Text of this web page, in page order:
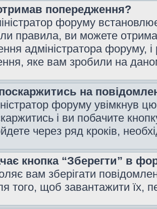
попередження?
форуму
правила, ви можете
адміністратора форуму,
яке вам зробили на
на
форуму увімкнув
і ви побачите
через ряд кроків,
кнопка “Зберегти” в
вам зберігати
того, щоб завантажити їх,